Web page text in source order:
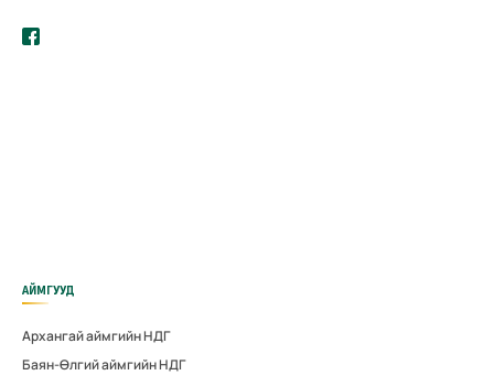
АЙМГУУД
Архангай аймгийн НДГ
Баян-Өлгий аймгийн НДГ